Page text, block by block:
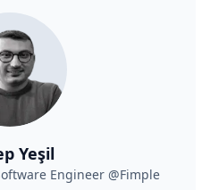
Yeşil
Engineer @Fimple